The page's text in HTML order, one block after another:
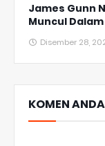
James Gunn
Muncul
Disember 28,
KOMEN ANDA